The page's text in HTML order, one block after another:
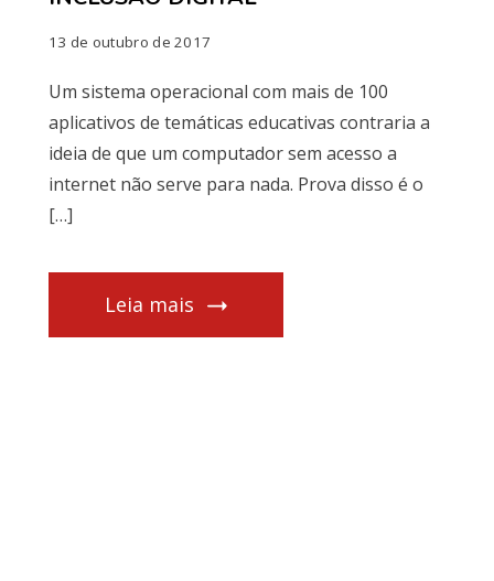
13 de outubro de 2017
Um sistema operacional com mais de 100
aplicativos de temáticas educativas contraria a
ideia de que um computador sem acesso a
internet não serve para nada. Prova disso é o
[…]
Leia mais